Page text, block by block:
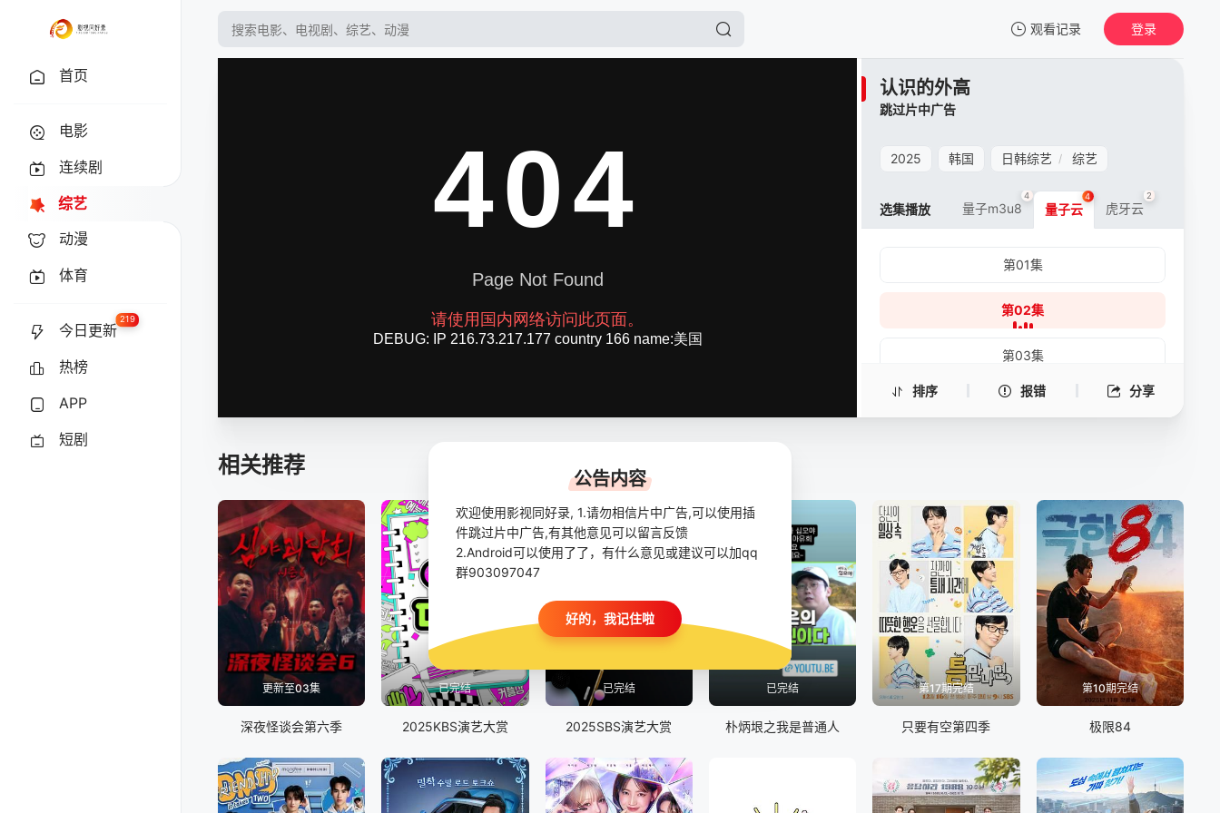
观看记录
我的观影记录
认识的外高
登录
首页
电影
连续剧
综艺
动漫
体育
今日更新
219
热榜
APP
短剧
认识的外高
跳过片中广告
2025 韩国 日韩综艺 / 综艺
排序 报错 分享
选集播放 量子m3u8
4
量子云
4
虎牙云
2
第01集
第02集
第03集
第04集
相关推荐
更新至03集
深夜怪谈会第六季
已完结
2025KBS演艺大赏
已完结
2025SBS演艺大赏
已完结
朴炳垠之我是普通人
第17期完结
只要有空第四季
第10期完结
极限84
公告内容
欢迎使用影视同好录, 1.请勿相信片中广告,可以使用插
件跳过片中广告,有其他意见可以留言反馈
2.Android可以使用了了，有什么意见或建议可以加qq
群903097047
好的，我记住啦